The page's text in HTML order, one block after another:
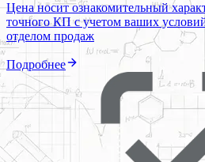
Цена носит ознакомительный
точного КП с учетом ваших
отделом продаж
Подробнее